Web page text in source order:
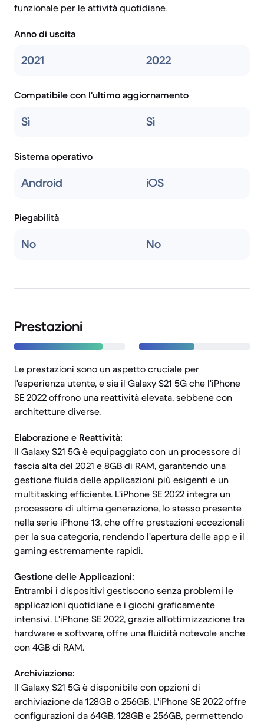
funzionale per le attività quotidiane.
Anno di uscita
2021 2022
Compatibile con l'ultimo aggiornamento
Sì Sì
Sistema operativo
Android iOS
Piegabilità
No No
Prestazioni
Le prestazioni sono un aspetto cruciale per
l'esperienza utente, e sia il Galaxy S21 5G che l'iPhone
SE 2022 offrono una reattività elevata, sebbene con
architetture diverse.
Elaborazione e Reattività:
Il Galaxy S21 5G è equipaggiato con un processore di
fascia alta del 2021 e 8GB di RAM, garantendo una
gestione fluida delle applicazioni più esigenti e un
multitasking efficiente. L'iPhone SE 2022 integra un
processore di ultima generazione, lo stesso presente
nella serie iPhone 13, che offre prestazioni eccezionali
per la sua categoria, rendendo l'apertura delle app e il
gaming estremamente rapidi.
Gestione delle Applicazioni:
Entrambi i dispositivi gestiscono senza problemi le
applicazioni quotidiane e i giochi graficamente
intensivi. L'iPhone SE 2022, grazie all'ottimizzazione tra
hardware e software, offre una fluidità notevole anche
con 4GB di RAM.
Archiviazione:
Il Galaxy S21 5G è disponibile con opzioni di
archiviazione da 128GB o 256GB. L'iPhone SE 2022 offre
configurazioni da 64GB, 128GB e 256GB, permettendo